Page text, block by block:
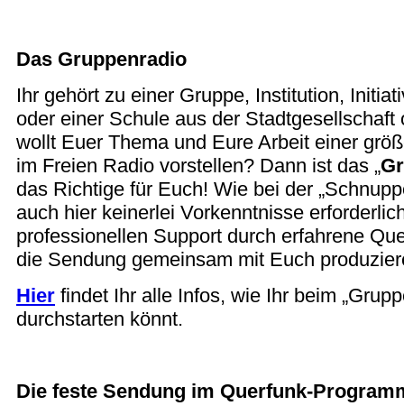
Das Gruppenradio
Ihr gehört zu einer Gruppe, Institution,
oder einer Schule aus der Stadtgesellschaft
wollt Euer Thema und Eure Arbeit einer
im Freien Radio vorstellen? Dann ist das „
das Richtige für Euch! Wie bei der
auch hier keinerlei Vorkenntnisse
professionellen Support durch erfahrene
die Sendung gemeinsam mit Euch
Hier findet Ihr alle Infos, wie Ihr beim
durchstarten könnt.
Die feste Sendung im Querfunk-